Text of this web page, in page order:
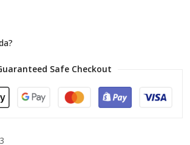
Safe Checkout